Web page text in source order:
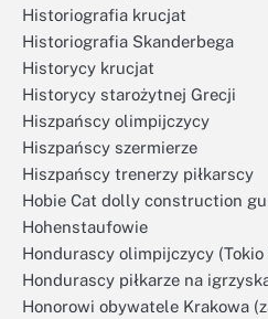
Historiografia krucjat
Historiografia Skanderbega
Historycy krucjat
Historycy starożytnej Grecji
Hiszpańscy olimpijczycy
Hiszpańscy szermierze
Hiszpańscy trenerzy piłkarscy
Hobie Cat dolly construction
Hohenstaufowie
Hondurascy olimpijczycy (Tokio
Hondurascy piłkarze na
Honorowi obywatele Krakowa